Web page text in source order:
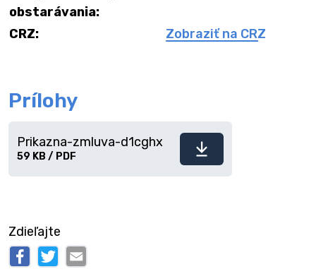
obstarávania:
CRZ: Zobraziť na CRZ
Prílohy
Stiahnuť
Prikazna-zmluva-d1cghx
59 KB / PDF
Zdieľajte